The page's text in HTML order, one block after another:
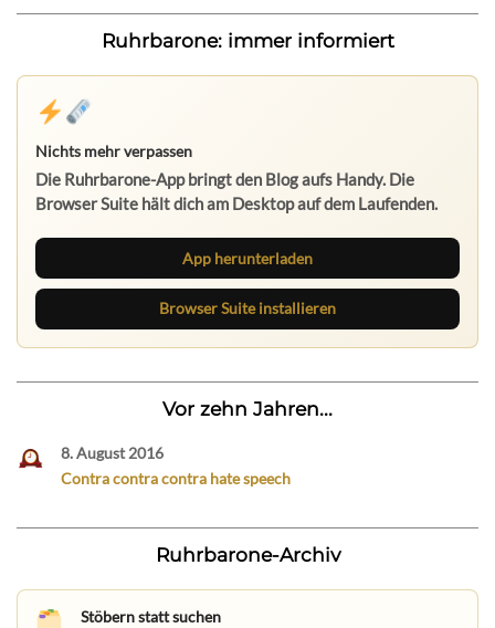
Ruhrbarone: immer informiert
Nichts mehr verpassen
Die Ruhrbarone-App bringt den Blog aufs Handy. Die
Browser Suite hält dich am Desktop auf dem Laufenden.
App herunterladen
Browser Suite installieren
Vor zehn Jahren...
8. August 2016
Contra contra contra hate speech
Ruhrbarone-Archiv
Stöbern statt suchen